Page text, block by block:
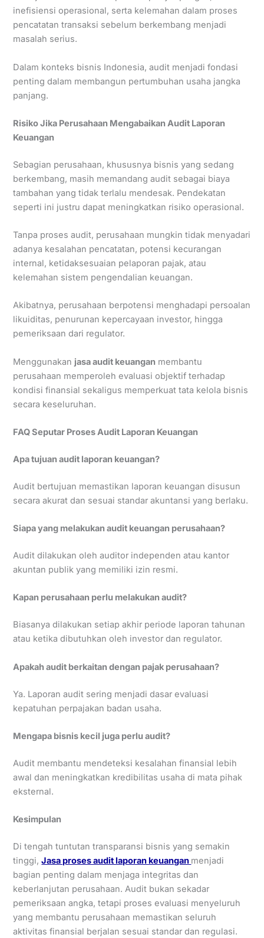
inefisiensi operasional, serta kelemahan dalam proses
pencatatan transaksi sebelum berkembang menjadi
masalah serius.
Dalam konteks bisnis Indonesia, audit menjadi fondasi
penting dalam membangun pertumbuhan usaha jangka
panjang.
Risiko Jika Perusahaan Mengabaikan Audit Laporan
Keuangan
Sebagian perusahaan, khususnya bisnis yang sedang
berkembang, masih memandang audit sebagai biaya
tambahan yang tidak terlalu mendesak. Pendekatan
seperti ini justru dapat meningkatkan risiko operasional.
Tanpa proses audit, perusahaan mungkin tidak menyadari
adanya kesalahan pencatatan, potensi kecurangan
internal, ketidaksesuaian pelaporan pajak, atau
kelemahan sistem pengendalian keuangan.
Akibatnya, perusahaan berpotensi menghadapi persoalan
likuiditas, penurunan kepercayaan investor, hingga
pemeriksaan dari regulator.
Menggunakan jasa audit keuangan membantu
perusahaan memperoleh evaluasi objektif terhadap
kondisi finansial sekaligus memperkuat tata kelola bisnis
secara keseluruhan.
FAQ Seputar Proses Audit Laporan Keuangan
Apa tujuan audit laporan keuangan?
Audit bertujuan memastikan laporan keuangan disusun
secara akurat dan sesuai standar akuntansi yang berlaku.
Siapa yang melakukan audit keuangan perusahaan?
Audit dilakukan oleh auditor independen atau kantor
akuntan publik yang memiliki izin resmi.
Kapan perusahaan perlu melakukan audit?
Biasanya dilakukan setiap akhir periode laporan tahunan
atau ketika dibutuhkan oleh investor dan regulator.
Apakah audit berkaitan dengan pajak perusahaan?
Ya. Laporan audit sering menjadi dasar evaluasi
kepatuhan perpajakan badan usaha.
Mengapa bisnis kecil juga perlu audit?
Audit membantu mendeteksi kesalahan finansial lebih
awal dan meningkatkan kredibilitas usaha di mata pihak
eksternal.
Kesimpulan
Di tengah tuntutan transparansi bisnis yang semakin
tinggi,Jasa proses audit laporan keuangan menjadi
bagian penting dalam menjaga integritas dan
keberlanjutan perusahaan. Audit bukan sekadar
pemeriksaan angka, tetapi proses evaluasi menyeluruh
yang membantu perusahaan memastikan seluruh
aktivitas finansial berjalan sesuai standar dan regulasi.